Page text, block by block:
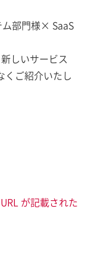
ム部門様× SaaS
しいサービス
くご紹介いたし
が記載された